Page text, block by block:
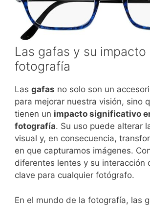
Las gafas y su impacto
fotografía
Las gafas no solo son un
para mejorar nuestra visión, sino
tienen un impacto significativo
fotografía. Su uso puede alterar
visual y, en consecuencia,
en que capturamos imágenes.
diferentes lentes y su interacción
clave para cualquier fotógrafo.
En el mundo de la fotografía, las